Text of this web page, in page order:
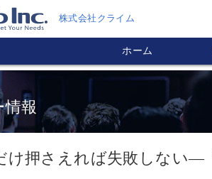
株式会社クライム
ホーム
報
押さえれば失敗しない―